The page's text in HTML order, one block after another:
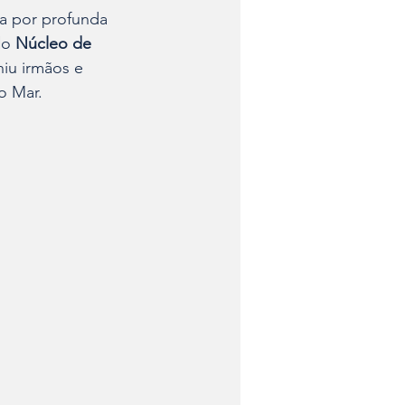
por profunda
Núcleo de
irmãos e
Mar.